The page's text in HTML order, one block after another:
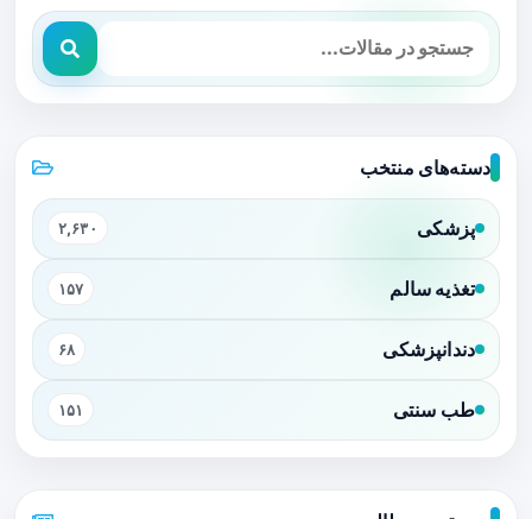
دسته‌های منتخب
پزشکی ۲,۶۳۰
تغذیه سالم ۱۵۷
دندانپزشکی ۶۸
طب سنتی ۱۵۱